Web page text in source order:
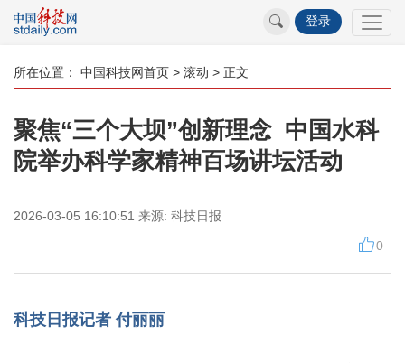
登录
所在位置： 中国科技网首页 > 滚动 > 正文
聚焦“三个大坝”创新理念 中国水科
院举办科学家精神百场讲坛活动
2026-03-05 16:10:51 来源: 科技日报
0
科技日报记者 付丽丽